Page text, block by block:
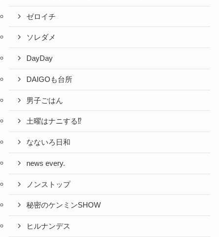
ゼロイチ
ソレダメ
DayDay
DAIGOも台所
男子ごはん
土曜はナニする⁉
なないろ日和
news every.
ノンストップ
秘密のケンミンSHOW
ヒルナンデス